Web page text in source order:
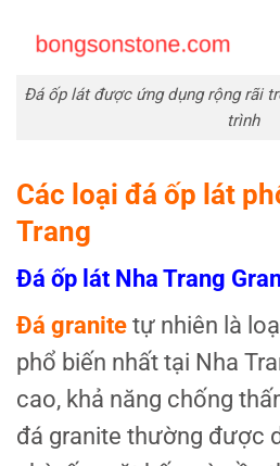
Đá ốp lát được ứng dụng rộng rãi
trình
Các loại đá ốp lát
Trang
Đá ốp lát Nha Trang
Đá granite tự nhiên là
phổ biến nhất tại Nha
cao, khả năng chống
đá granite thường được